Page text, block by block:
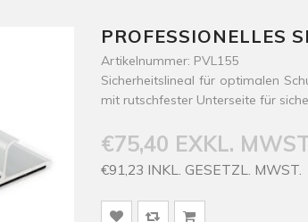
PROFESSIONELLES
Artikelnummer: PVL155
Sicherheitslineal für optimalen
mit rutschfester Unterseite für
€75,40 EXKL.
€91,23 INKL. GESETZL. MWST.